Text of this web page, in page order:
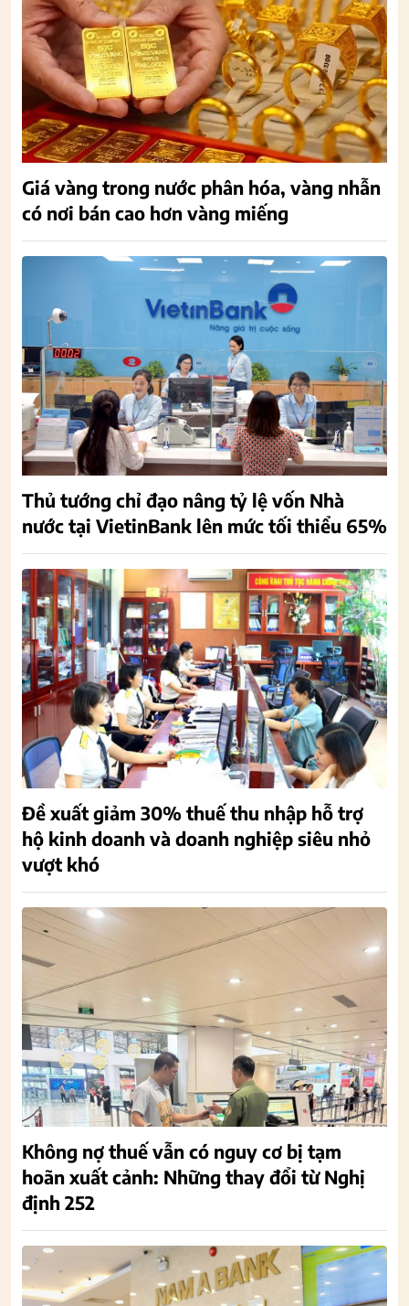
Giá vàng trong nước phân hóa, vàng nhẫn
có nơi bán cao hơn vàng miếng
Thủ tướng chỉ đạo nâng tỷ lệ vốn Nhà
nước tại VietinBank lên mức tối thiểu 65%
Đề xuất giảm 30% thuế thu nhập hỗ trợ
hộ kinh doanh và doanh nghiệp siêu nhỏ
vượt khó
Không nợ thuế vẫn có nguy cơ bị tạm
hoãn xuất cảnh: Những thay đổi từ Nghị
định 252